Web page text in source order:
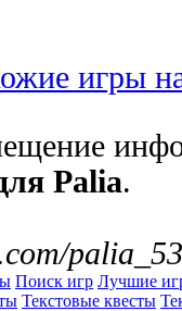
игры
Palia.
Поиск игр Лучшие
Текстовые квесты